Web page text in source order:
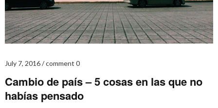
July 7, 2016 comment 0
Cambio de país – 5 cosas en las que no
habías pensado